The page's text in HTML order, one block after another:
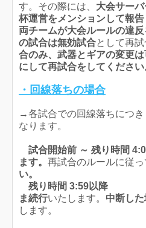
す。その際には、 大会サー
杯運営をメンションして報
両チームが大会ルールの違
の試合は無効試合として再
合のみ、武器とギアの変更
にして再試合をしてください
・回線落ちの場合
→各試合での回線落ちにつ
なります。
試合開始前 ～ 残り時間
ます。 再試合のルールに従っ
い。
残り時間 3:59以降
ま続行いたします。 中断し
します。